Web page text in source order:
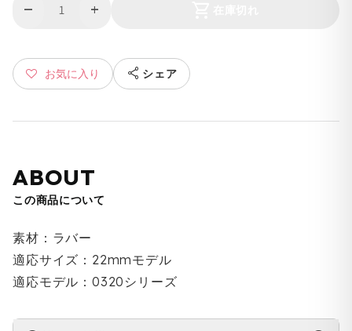
remove add
お気に入り share シェア
ABOUT
この商品について
素材：ラバー
適応サイズ：22mmモデル
適応モデル：0320シリーズ